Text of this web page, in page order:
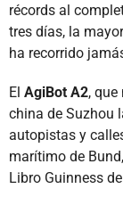
récords al
tres días, la
ha recorrido
El AgiBot A2,
china de Suzhou
autopistas y
marítimo de
Libro Guinness